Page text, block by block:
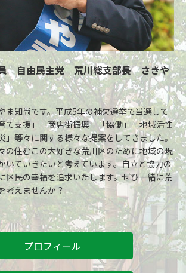
自由民主党 荒川総支部長 さきや
ま知尚です。平成5年の補欠選挙で当選して
て支援」「商店街振興」「協働」「地域活性
」等々に関する様々な提案をしてきました。
の住むこの大好きな荒川区のために地域の現
いていきたいと考えています。自立と協力の
区民の幸福を追求いたします。ぜひ一緒に荒
考えませんか？
プロフィール